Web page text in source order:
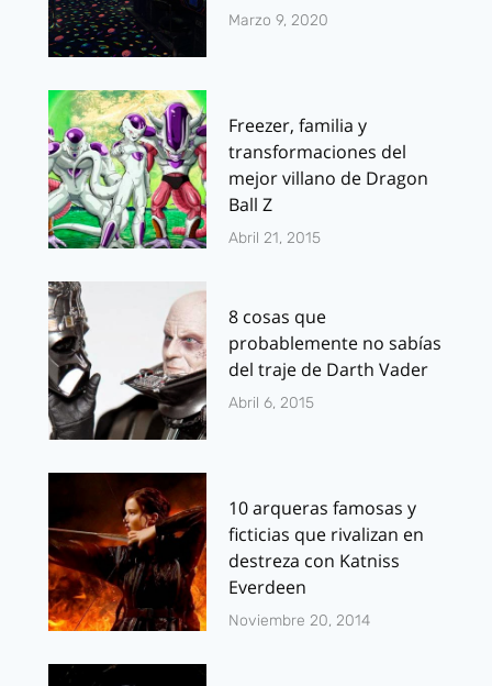
Marzo 9, 2020
Freezer, familia y
transformaciones del
mejor villano de Dragon
Ball Z
Abril 21, 2015
8 cosas que
probablemente no sabías
del traje de Darth Vader
Abril 6, 2015
10 arqueras famosas y
ficticias que rivalizan en
destreza con Katniss
Everdeen
Noviembre 20, 2014